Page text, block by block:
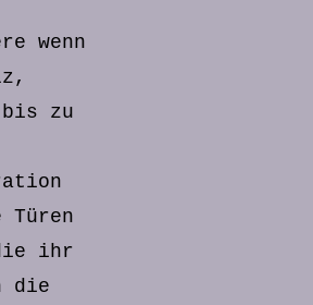
wenn
zu
Türen
ihr
die